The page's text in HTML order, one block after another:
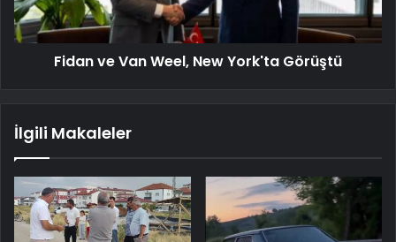
Fidan ve Van Weel, New York'ta Görüştü
İlgili Makaleler